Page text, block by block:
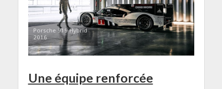
Porsche 919 Hybrid
2016
Une équipe renforcée